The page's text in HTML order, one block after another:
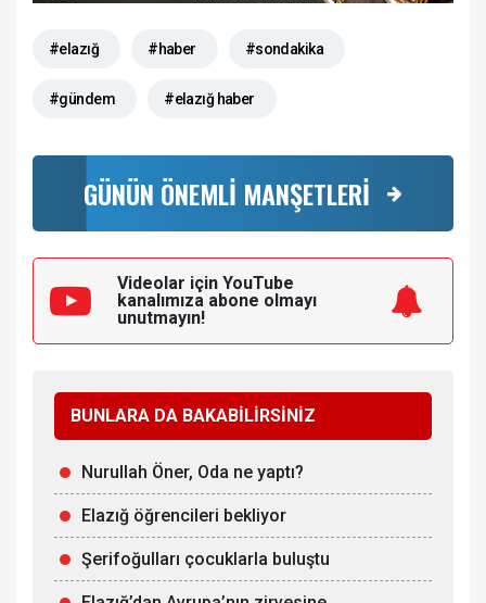
#elazığ #haber #sondakika
#gündem #elazığ haber
GÜNÜN ÖNEMLİ MANŞETLERİ
Videolar için YouTube
kanalımıza abone olmayı
unutmayın!
BUNLARA DA BAKABİLİRSİNİZ
Nurullah Öner, Oda ne yaptı?
Elazığ öğrencileri bekliyor
Şerifoğulları çocuklarla buluştu